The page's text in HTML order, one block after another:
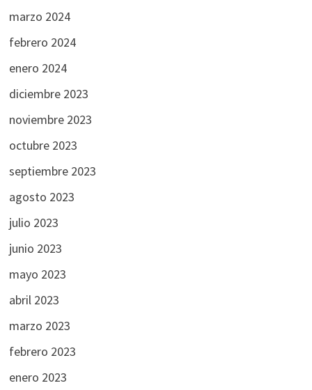
marzo 2024
febrero 2024
enero 2024
diciembre 2023
noviembre 2023
octubre 2023
septiembre 2023
agosto 2023
julio 2023
junio 2023
mayo 2023
abril 2023
marzo 2023
febrero 2023
enero 2023